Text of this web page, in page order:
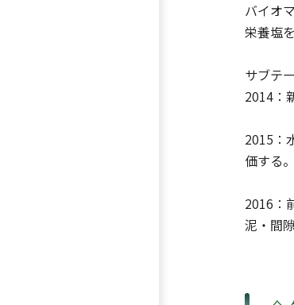
バイオ
栄養塩
サブテ
2014：
2015：
価する
2016：
泥・間